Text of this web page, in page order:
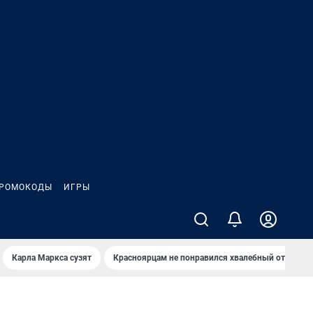
ИГРЫ
Карла Маркса сузят Красноярцам не понравился хвалебный отзыв о